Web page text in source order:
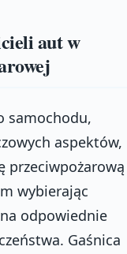
aut w
samochodu,
aspektów,
przeciwpożarową
wybierając
odpowiednie
Gaśnica